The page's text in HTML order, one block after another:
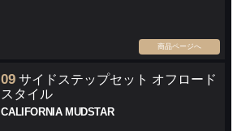
商品ページへ
09 サイドステップセット オフロード
スタイル
CALIFORNIA MUDSTAR